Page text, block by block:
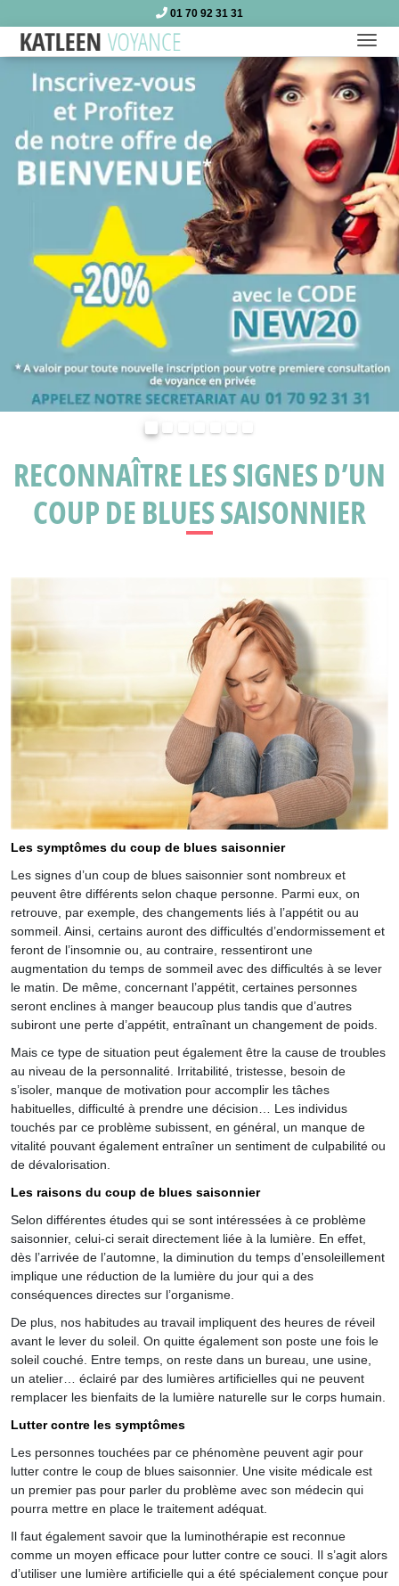
01 70 92 31 31
RECONNAÎTRE LES SIGNES D’UN
COUP DE BLUES SAISONNIER
Les symptômes du coup de blues saisonnier
Les signes d’un coup de blues saisonnier sont nombreux et
peuvent être différents selon chaque personne. Parmi eux, on
retrouve, par exemple, des changements liés à l’appétit ou au
sommeil. Ainsi, certains auront des difficultés d’endormissement et
feront de l’insomnie ou, au contraire, ressentiront une
augmentation du temps de sommeil avec des difficultés à se lever
le matin. De même, concernant l’appétit, certaines personnes
seront enclines à manger beaucoup plus tandis que d’autres
subiront une perte d’appétit, entraînant un changement de poids.
Mais ce type de situation peut également être la cause de troubles
au niveau de la personnalité. Irritabilité, tristesse, besoin de
s’isoler, manque de motivation pour accomplir les tâches
habituelles, difficulté à prendre une décision… Les individus
touchés par ce problème subissent, en général, un manque de
vitalité pouvant également entraîner un sentiment de culpabilité ou
de dévalorisation.
Les raisons du coup de blues saisonnier
Selon différentes études qui se sont intéressées à ce problème
saisonnier, celui-ci serait directement liée à la lumière. En effet,
dès l’arrivée de l’automne, la diminution du temps d’ensoleillement
implique une réduction de la lumière du jour qui a des
conséquences directes sur l’organisme.
De plus, nos habitudes au travail impliquent des heures de réveil
avant le lever du soleil. On quitte également son poste une fois le
soleil couché. Entre temps, on reste dans un bureau, une usine,
un atelier… éclairé par des lumières artificielles qui ne peuvent
remplacer les bienfaits de la lumière naturelle sur le corps humain.
Lutter contre les symptômes
Les personnes touchées par ce phénomène peuvent agir pour
lutter contre le coup de blues saisonnier. Une visite médicale est
un premier pas pour parler du problème avec son médecin qui
pourra mettre en place le traitement adéquat.
Il faut également savoir que la luminothérapie est reconnue
comme un moyen efficace pour lutter contre ce souci. Il s’agit alors
d’utiliser une lumière artificielle qui a été spécialement conçue pour